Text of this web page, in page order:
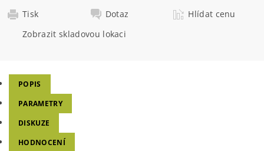
Tisk
Dotaz
Hlídat cenu
Zobrazit skladovou lokaci
POPIS
PARAMETRY
DISKUZE
HODNOCENÍ